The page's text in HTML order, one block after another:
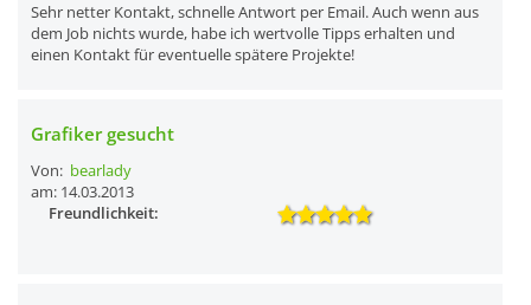
Sehr netter Kontakt, schnelle Antwort per Email. Auch wenn aus
dem Job nichts wurde, habe ich wertvolle Tipps erhalten und
einen Kontakt für eventuelle spätere Projekte!
Grafiker gesucht
Von: bearlady
am: 14.03.2013
Freundlichkeit: